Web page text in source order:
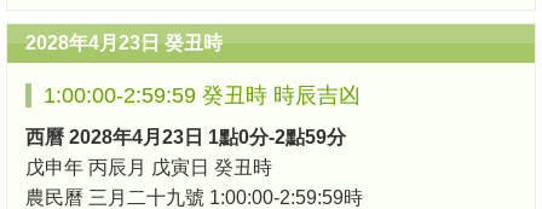
2028年4月23日 癸丑時
1:00:00-2:59:59 癸丑時 時辰吉凶
西曆 2028年4月23日 1點0分-2點59分
戊申年 丙辰月 戊寅日 癸丑時
農民曆 三月二十九號 1:00:00-2:59:59時